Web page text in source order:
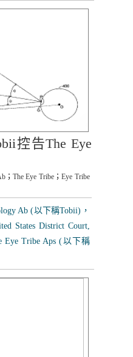
控告The Eye
； The Eye Tribe ；Eye Tribe
Ab (以下稱Tobii)，
States District Court,
Eye Tribe Aps (以下稱